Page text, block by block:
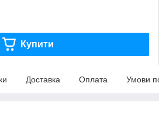
Купити
Доставка Оплата Умови